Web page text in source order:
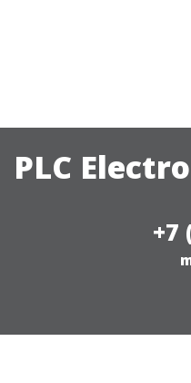
PLC Electro
+7